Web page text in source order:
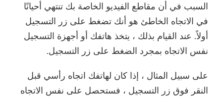
السبب في أن مقاطع الفيديو الخاصة بك تنتهي أحيانًا
في الاتجاه الخاطئ هو أنك تضغط على زر التسجيل
أولاً. عند القيام بذلك ، يتخذ هاتفك أو أجهزة التسجيل
نفس الاتجاه بمجرد الضغط على زر التسجيل.
على سبيل المثال ، إذا كان لهاتفك اتجاه رأسي قبل
النقر فوق زر التسجيل ، فستحصل على نفس الاتجاه